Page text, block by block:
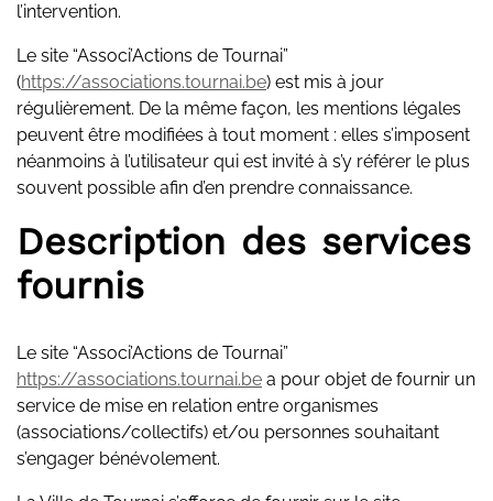
l’intervention.
Le site “Associ’Actions de Tournai”
(https://associations.tournai.be) est mis à jour
régulièrement. De la même façon, les mentions légales
peuvent être modifiées à tout moment : elles s’imposent
néanmoins à l’utilisateur qui est invité à s’y référer le plus
souvent possible afin d’en prendre connaissance.
Description des services
fournis
Le site “Associ’Actions de Tournai”
https://associations.tournai.be a pour objet de fournir un
service de mise en relation entre organismes
(associations/collectifs) et/ou personnes souhaitant
s’engager bénévolement.